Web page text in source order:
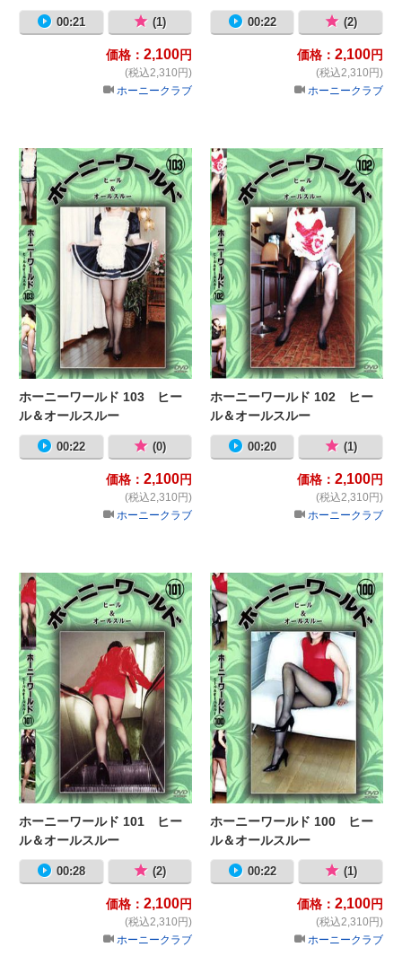
00:21 (1)
価格： 2,100円
(税込2,310円)
ホーニークラブ
00:22 (2)
価格： 2,100円
(税込2,310円)
ホーニークラブ
ホーニーワールド 103 ヒール＆オ
ホーニーワールド 103 ヒー
ル＆オールスルー
00:22 (0)
価格： 2,100円
(税込2,310円)
ホーニークラブ
ホ
ホーニーワールド 102 ヒー
ル＆オールスルー
00:20 (1)
価格： 2,100円
(税込2,310円)
ホーニークラブ
ホーニーワールド 101 ヒール＆オ
ホーニーワールド 101 ヒー
ル＆オールスルー
00:28 (2)
価格： 2,100円
(税込2,310円)
ホーニークラブ
ホ
ホーニーワールド 100 ヒー
ル＆オールスルー
00:22 (1)
価格： 2,100円
(税込2,310円)
ホーニークラブ